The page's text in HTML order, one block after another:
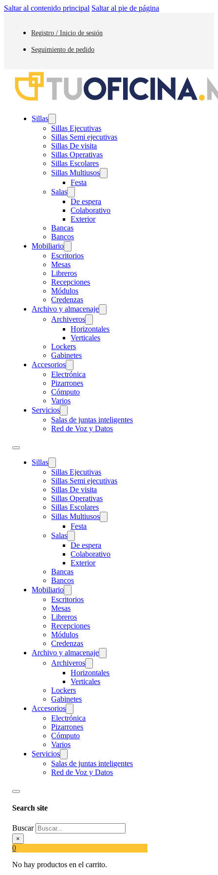
Saltar al contenido principal Saltar al pie de página
Registro / Inicio de sesión
Seguimiento de pedido
Sillas
Sillas Ejecutivas
Sillas Semi ejecutivas
Sillas De visita
Sillas Operativas
Sillas Escolares
Sillas Multiusos
Festa
Salas
De espera
Colaborativo
Exterior
Bancas
Bancos
Mobiliario
Escritorios
Mesas
Libreros
Recepciones
Módulos
Credenzas
Archivo y almacenaje
Archiveros
Horizontales
Verticales
Lockers
Gabinetes
Accesorios
Electrónica
Pizarrones
Cómputo
Varios
Servicios
Salas de juntas inteligentes
Red de Voz y Datos
Sillas
Sillas Ejecutivas
Sillas Semi ejecutivas
Sillas De visita
Sillas Operativas
Sillas Escolares
Sillas Multiusos
Festa
Salas
De espera
Colaborativo
Exterior
Bancas
Bancos
Mobiliario
Escritorios
Mesas
Libreros
Recepciones
Módulos
Credenzas
Archivo y almacenaje
Archiveros
Horizontales
Verticales
Lockers
Gabinetes
Accesorios
Electrónica
Pizarrones
Cómputo
Varios
Servicios
Salas de juntas inteligentes
Red de Voz y Datos
Search site
Buscar
×
0
No hay productos en el carrito.